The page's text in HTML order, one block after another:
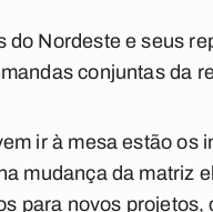
do Nordeste e seus
conjuntas da
ir à mesa estão
mudança da matriz
para novos